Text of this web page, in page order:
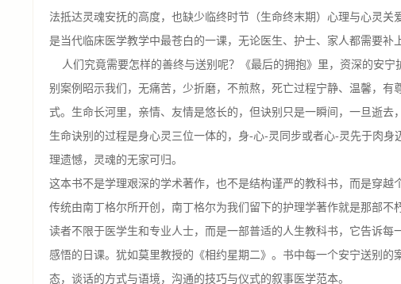
法抵达灵魂安抚的高度，也缺少临终时节（生命终末期）心理与心灵关
是当代临床医学教学中最苍白的一课，无论医生、护士、家人都需要补
人们究竟需要怎样的善终与送别呢？《最后的拥抱》里，资深的安宁
别案例昭示我们，无痛苦，少折磨，不煎熬，死亡过程宁静、温馨，
式。生命长河里，亲情、友情是悠长的，但诀别只是一瞬间，一旦逝去
生命诀别的过程是身心灵三位一体的，身-心-灵同步或者心-灵先于肉
理遗憾，灵魂的无家可归。
这本书不是学理艰深的学术著作，也不是结构谨严的教科书，而是穿
传统由南丁格尔所开创，南丁格尔为我们留下的护理学著作就是那部不
读者不限于医学生和专业人士，而是一部普适的人生教科书，它告诉每
感悟的日课。犹如莫里教授的《相约星期二》。书中每一个安宁送别
态，谈话的方式与语境，沟通的技巧与仪式的叙事医学范本。